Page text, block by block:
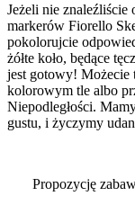
Jeżeli nie
markerów Fiorello
pokolorujcie
żółte koło, będące
jest gotowy! Możecie
kolorowym tle albo
Niepodległości.
gustu, i życzymy
Propozycję